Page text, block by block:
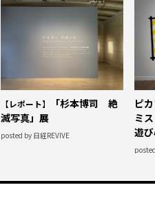
【レポート】
「杉本博司 絶
滅写真」展
posted by 日経REVIVE
ピ
ミス
遊